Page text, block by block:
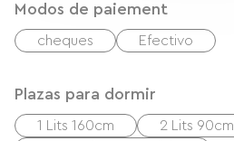
Modos de paiement
cheques Efectivo
Plazas para dormir
1 Lits 160cm
2 Lits 90cm